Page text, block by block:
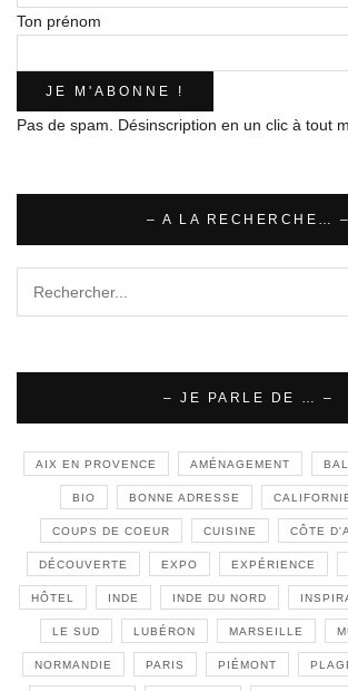
Ton prénom
Pas de spam. Désinscription en un clic à tout
– A LA RECHERCHE… –
– JE PARLE DE … –
AIX EN PROVENCE AMÉNAGEMENT
BIO BONNE ADRESSE
COUPS DE COEUR CUISINE CÔTE
DÉCOUVERTE EXPO EXPÉRIENCE
HÔTEL INDE INDE DU NORD
LE SUD LUBÉRON MARSEILLE
NORMANDIE PARIS PIÉMONT